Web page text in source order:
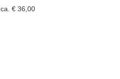
€ 36,00